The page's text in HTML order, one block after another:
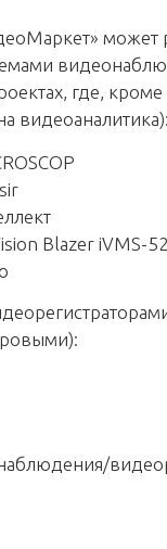
может
где,
видеоаналитика):
Blazer iVMS-